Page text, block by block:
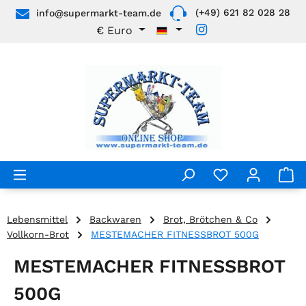
Zum Hauptinhalt springen
info@supermarkt-team.de (+49) 621 82 028 28
€ Euro
Lebensmittel Backwaren
Brot, Brötchen & Co
Vollkorn-Brot
MESTEMACHER FITNESSBROT 500G
MESTEMACHER FITNESSBROT
500G